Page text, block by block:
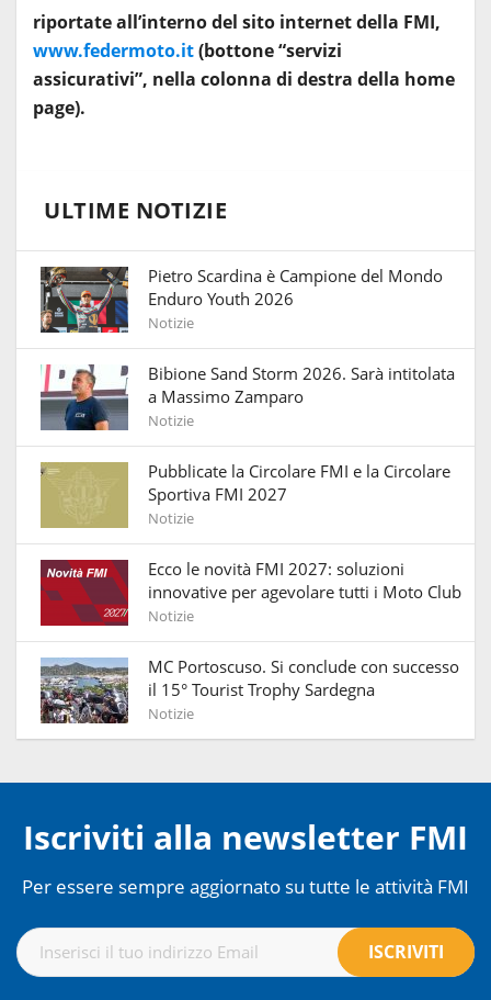
riportate all’interno del sito internet della FMI,
www.federmoto.it(bottone “servizi
assicurativi”, nella colonna di destra della home
page).
ULTIME NOTIZIE
Pietro Scardina è Campione del Mondo
Enduro Youth 2026
Notizie
Bibione Sand Storm 2026. Sarà intitolata
a Massimo Zamparo
Notizie
Pubblicate la Circolare FMI e la Circolare
Sportiva FMI 2027
Notizie
Ecco le novità FMI 2027: soluzioni
innovative per agevolare tutti i Moto Club
Notizie
MC Portoscuso. Si conclude con successo
il 15° Tourist Trophy Sardegna
Notizie
Iscriviti alla newsletter FMI
Per essere sempre aggiornato su tutte le attività FMI